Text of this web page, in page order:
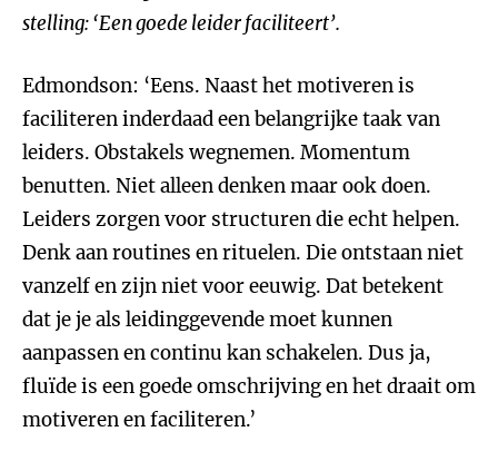
stelling:‘Een goede leider faciliteert’.
Edmondson: ‘Eens. Naast het motiveren is
faciliteren inderdaad een belangrijke taak van
leiders. Obstakels wegnemen. Momentum
benutten. Niet alleen denken maar ook doen.
Leiders zorgen voor structuren die echt helpen.
Denk aan routines en rituelen. Die ontstaan niet
vanzelf en zijn niet voor eeuwig. Dat betekent
dat je je als leidinggevende moet kunnen
aanpassen en continu kan schakelen. Dus ja,
fluïde is een goede omschrijving en het draait om
motiveren en faciliteren.’